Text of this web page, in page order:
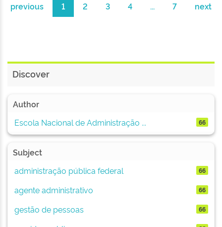
previous 1 2 3 4 ... 7 next
Discover
Author
Escola Nacional de Administração ...
66
Subject
administração pública federal
66
agente administrativo 66
gestão de pessoas 66